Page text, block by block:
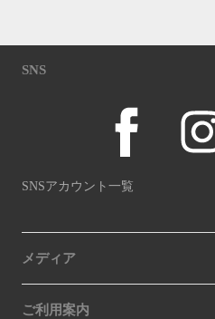
SNS
SNSアカウント一覧
メディア
ご利用案内